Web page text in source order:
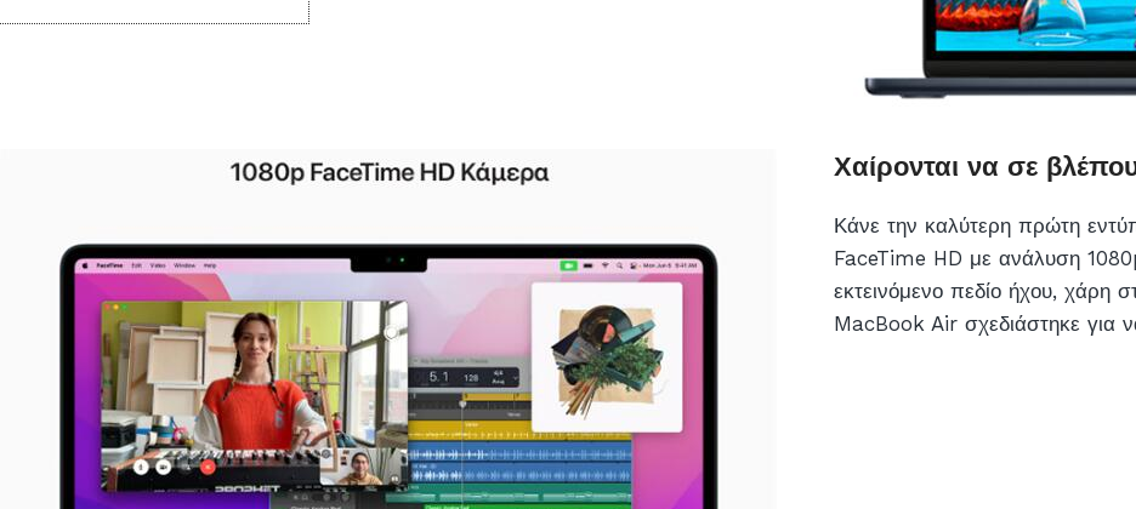
Χαίρονται να σε
Κάνε την καλύτερη πρώτη
FaceTime HD με ανάλυση
εκτεινόμενο πεδίο ήχου,
MacBook Air σχεδιάστηκε για